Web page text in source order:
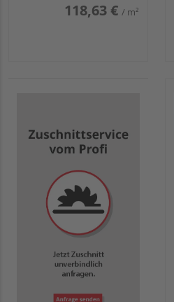
118,63 € / m²